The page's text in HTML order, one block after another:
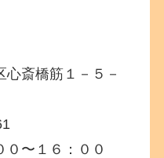
斎橋筋１－５－
〜１６：００